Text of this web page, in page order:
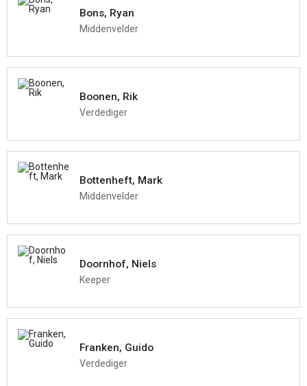
Bons, Ryan
Middenvelder
Boonen, Rik
Verdediger
Bottenheft, Mark
Middenvelder
Doornhof, Niels
Keeper
Franken, Guido
Verdediger